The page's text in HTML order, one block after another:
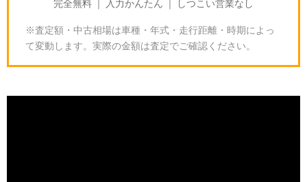
完全無料 ｜ 入力かんたん ｜ しつこい営業なし
※査定額・中古相場は車種・年式・走行距離・時期によっ
て変動します。実際の金額は査定でご確認ください。